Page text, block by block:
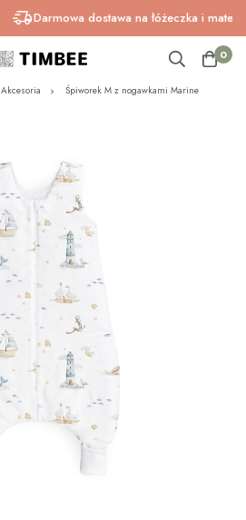
Darmowa dostawa na łóżeczka i materace!
0
Akcesoria Śpiworek M z nogawkami Marine